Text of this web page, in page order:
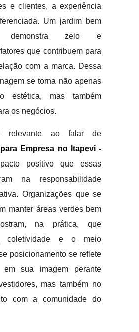
e clientes, a experiência
Um jardim bem
demonstra zelo e
que contribuem para
com a marca. Dessa
se torna não apenas
estética, mas também
os negócios.
relevante ao falar de
Empresa no Itapevi -
positivo que essas
na responsabilidade
Organizações que se
manter áreas verdes bem
na prática, que
coletividade e o meio
posicionamento se reflete
em sua imagem perante
mas também no
com a comunidade do